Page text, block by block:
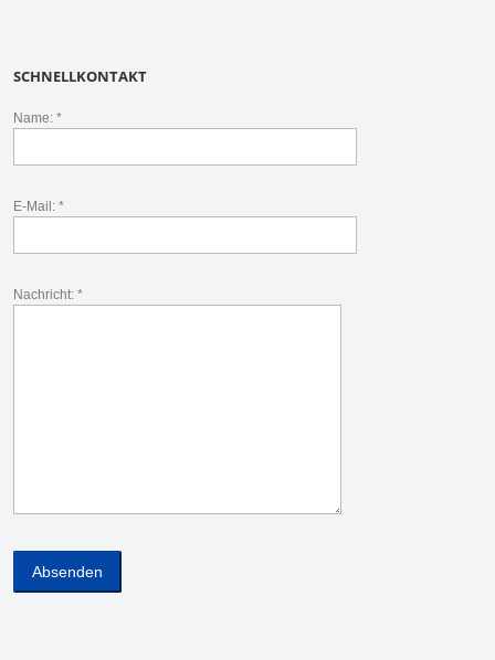
SCHNELLKONTAKT
Name: *
E-Mail: *
Nachricht: *